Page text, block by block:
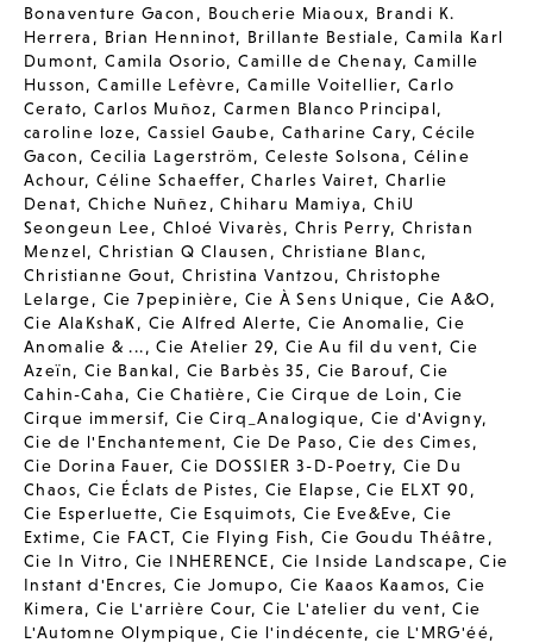
Bonaventure Gacon , Boucherie Miaoux, Brandi K.
Herrera , Brian Henninot, Brillante Bestiale,Camila Karl
Dumont,Camila Osorio,Camille de Chenay, Camille
Husson,Camille Lefèvre,Camille Voitellier,Carlo
Cerato,Carlos Muñoz, Carmen Blanco Principal,
caroline loze,Cassiel Gaube,Catharine Cary,Cécile
Gacon, Cecilia Lagerström, Celeste Solsona , Céline
Achour,Céline Schaeffer,Charles Vairet, Charlie
Denat, Chiche Nuñez ,Chiharu Mamiya, ChiU
Seongeun Lee, Chloé Vivarès, Chris Perry, Christan
Menzel,Christian Q Clausen , Christiane Blanc,
Christianne Gout,Christina Vantzou, Christophe
Lelarge, Cie 7pepinière,Cie À Sens Unique, Cie A&O,
Cie AlaKshaK, Cie Alfred Alerte,Cie Anomalie, Cie
Anomalie & ...,Cie Atelier 29, Cie Au fil du vent, Cie
Azeïn, Cie Bankal, Cie Barbès 35, Cie Barouf,Cie
Cahin-Caha, Cie Chatière,Cie Cirque de Loin ,Cie
Cirque immersif, Cie Cirq_Analogique,Cie d'Avigny,
Cie de l'Enchantement,Cie De Paso,Cie des Cimes,
Cie Dorina Fauer,Cie DOSSIER 3-D-Poetry, Cie Du
Chaos, Cie Éclats de Pistes, Cie Elapse,Cie ELXT 90,
Cie Esperluette, Cie Esquimots, Cie Eve&Eve,Cie
Extime,Cie FACT,Cie Flying Fish,Cie Goudu Théâtre,
Cie In Vitro, Cie INHERENCE, Cie Inside Landscape,Cie
Instant d'Encres,Cie Jomupo,Cie Kaaos Kaamos,Cie
Kimera,Cie L'arrière Cour,Cie L'atelier du vent,Cie
L'Automne Olympique,Cie l'indécente,cie L'MRG'éé,